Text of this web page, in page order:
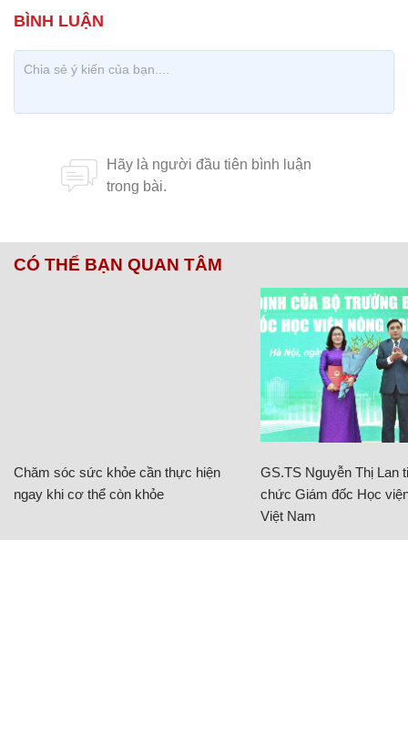
CÓ THỂ BẠN QUAN TÂM
Chăm sóc sức khỏe cần thực hiện
ngay khi cơ thể còn khỏe
GS.TS Nguyễn Thị Lan
chức Giám đốc Học
Việt Nam